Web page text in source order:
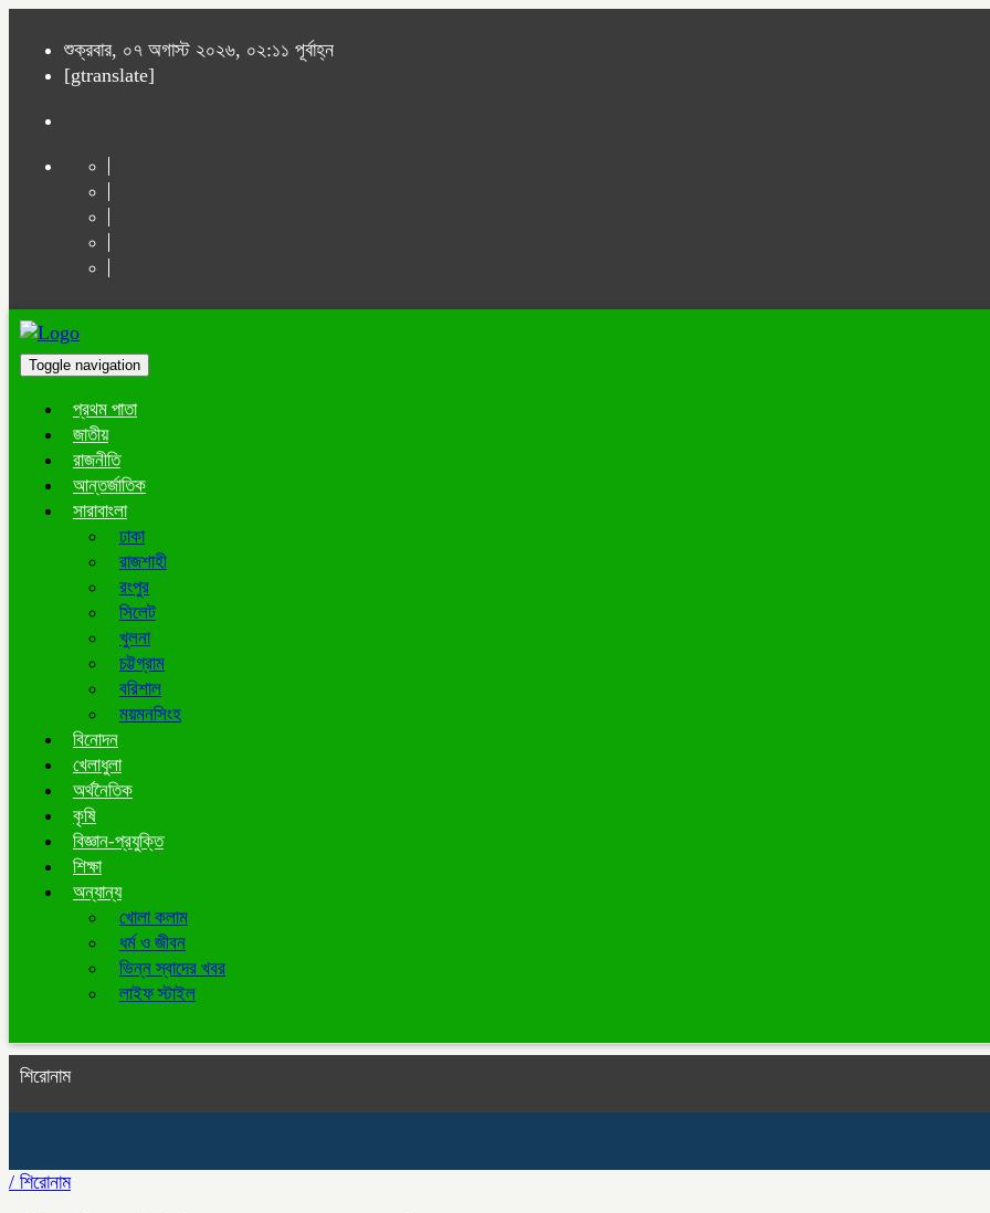
শুক্রবার, ০৭ অগাস্ট ২০২৬, ০২:১১ পূর্বাহ্ন
[gtranslate]
Toggle navigation
প্রথম পাতা
জাতীয়
রাজনীতি
আন্তর্জাতিক
সারাবাংলা
ঢাকা
রাজশাহী
রংপুর
সিলেট
খুলনা
চট্টগ্রাম
বরিশাল
ময়মনসিংহ
বিনোদন
খেলাধুলা
অর্থনৈতিক
কৃষি
বিজ্ঞান-প্রযুক্তি
শিক্ষা
অন্যান্য
খোলা কলাম
ধর্ম ও জীবন
ভিন্ন স্বাদের খবর
লাইফ স্টাইল
শিরোনাম
/ শিরোনাম